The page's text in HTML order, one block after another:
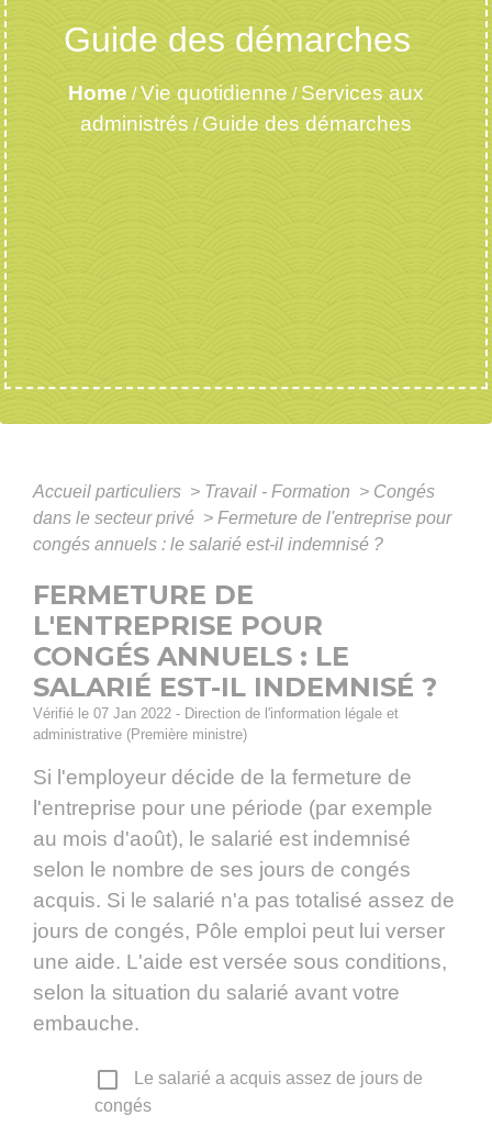
Guide des démarches
Home /Vie quotidienne / Services aux
administrés / Guide des démarches
Accueil particuliers > Travail - Formation > Congés
dans le secteur privé > Fermeture de l'entreprise pour
congés annuels : le salarié est-il indemnisé ?
FERMETURE DE
L'ENTREPRISE POUR
CONGÉS ANNUELS : LE
SALARIÉ EST-IL INDEMNISÉ ?
Vérifié le 07 Jan 2022 - Direction de l'information légale et
administrative (Première ministre)
Si l'employeur décide de la fermeture de
l'entreprise pour une période (par exemple
au mois d'août), le salarié est indemnisé
selon le nombre de ses jours de congés
acquis. Si le salarié n'a pas totalisé assez de
jours de congés, Pôle emploi peut lui verser
une aide. L'aide est versée sous conditions,
selon la situation du salarié avant votre
embauche.
check_box_outline_blank
Le salarié a acquis assez de jours de
congés